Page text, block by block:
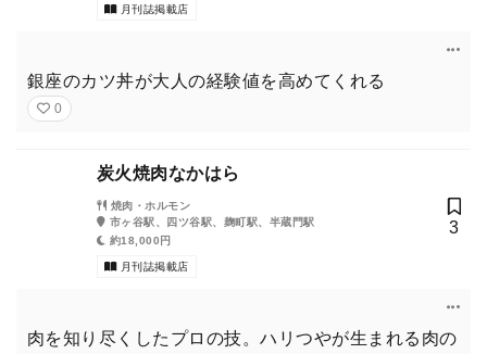
月刊誌掲載店
銀座のカツ丼が大人の経験値を高めてくれる
0
炭火焼肉なかはら
焼肉・ホルモン
市ヶ谷駅、四ツ谷駅、麹町駅、半蔵門駅
約18,000円
月刊誌掲載店
3
肉を知り尽くしたプロの技。ハリつやが生まれる肉の